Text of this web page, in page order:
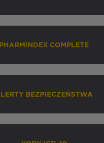
PHARMINDEX COMPLETE
BEZPIECZEŃSTWA